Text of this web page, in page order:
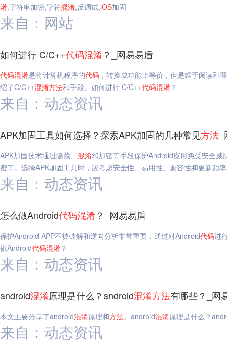
淆,字符串加密,字符混淆,反调试,iOS加固
来自：网站
如何进行 C/C++代码混淆？_网易易盾
代码混淆是将计算机程序的代码 ，转换成功能上等价，但是难于阅读和
绍了C/C++混淆方法和手段。如何进行 C/C++代码混淆 ？
来自：动态资讯
APK加固工具如何选择？探索APK加固的几种常见方法
APK加固技术通过隐藏、 混淆和加密等手段保护Android应用免受安全威
密等。选择APK加固工具时，应考虑安全性、易用性、兼容性和更新频
来自：动态资讯
怎么做Android代码混淆？_网易易盾
保护Android APP不被破解和逆向分析非常重要，通过对Android代码进
做Android代码混淆 ？
来自：动态资讯
android混淆原理是什么？android混淆方法有哪些？_网
本文主要分享了android混淆原理和方法。android混淆原理是什么？
来自：动态资讯